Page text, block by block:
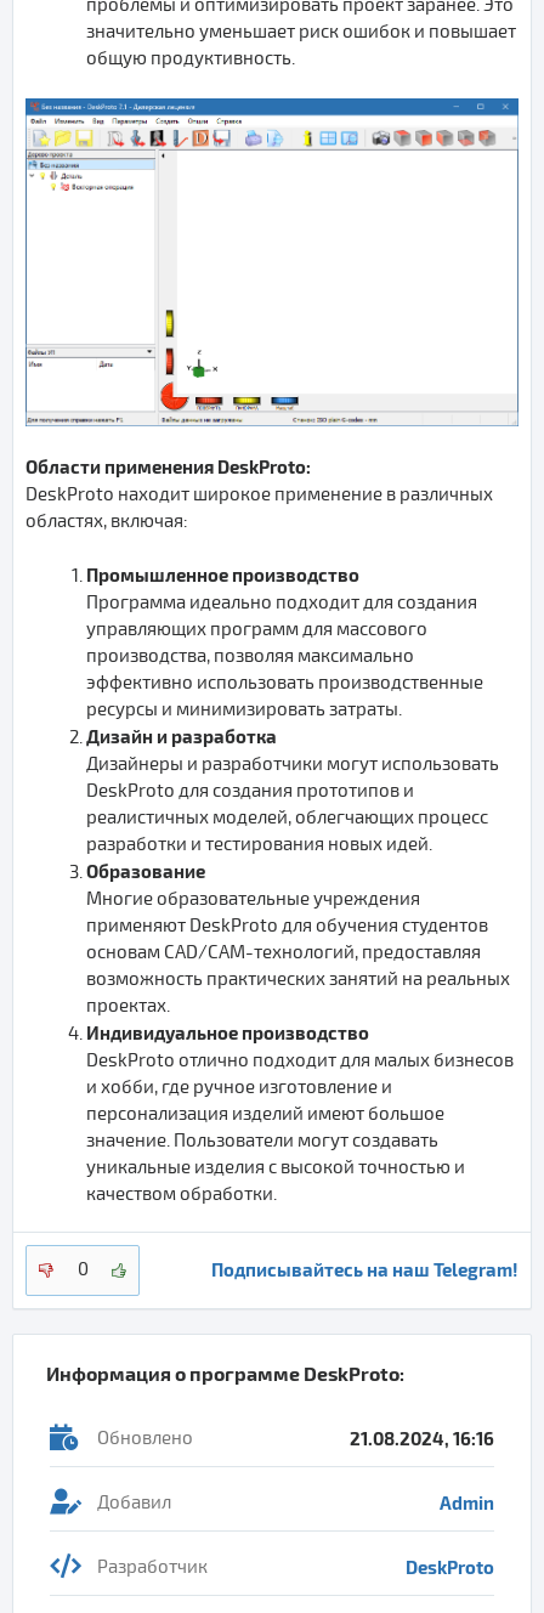
проблемы и оптимизировать проект заранее. Это
значительно уменьшает риск ошибок и повышает
общую продуктивность.
Области применения DeskProto:
DeskProto находит широкое применение в различных
областях, включая:
Промышленное производство
Программа идеально подходит для создания
управляющих программ для массового
производства, позволяя максимально
эффективно использовать производственные
ресурсы и минимизировать затраты.
Дизайн и разработка
Дизайнеры и разработчики могут использовать
DeskProto для создания прототипов и
реалистичных моделей, облегчающих процесс
разработки и тестирования новых идей.
Образование
Многие образовательные учреждения
применяют DeskProto для обучения студентов
основам CAD/CAM-технологий, предоставляя
возможность практических занятий на реальных
проектах.
Индивидуальное производство
DeskProto отлично подходит для малых бизнесов
и хобби, где ручное изготовление и
персонализация изделий имеют большое
значение. Пользователи могут создавать
уникальные изделия с высокой точностью и
качеством обработки.
0 Подписывайтесь на наш Telegram!
Информация о программе DeskProto:
Обновлено 21.08.2024, 16:16
Добавил Admin
Разработчик DeskProto